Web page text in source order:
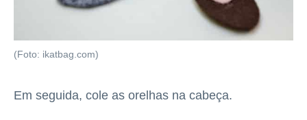
(Foto: ikatbag.com)
Em seguida, cole as orelhas na cabeça.